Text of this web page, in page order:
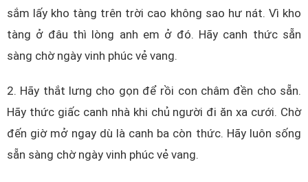
sắm lấy kho tàng trên trời cao không sao hư nát. Vì kho
tàng ở đâu thì lòng anh em ở đó. Hãy canh thức sẵn
sàng chờ ngày vinh phúc vẻ vang.
2. Hãy thắt lưng cho gọn để rồi con châm đền cho sẵn.
Hãy thức giấc canh nhà khi chủ người đi ăn xa cưới. Chờ
đến giờ mở ngay dù là canh ba còn thức. Hãy luôn sống
sẵn sàng chờ ngày vinh phúc vẻ vang.